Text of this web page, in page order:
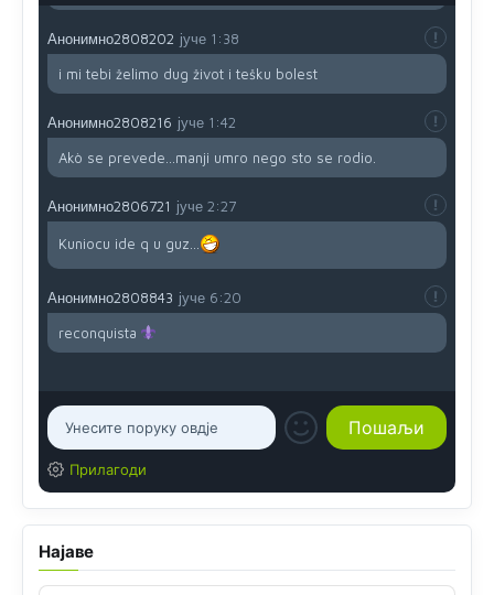
Анонимно2808202 јуче 1:38
i mi tebi želimo dug život i tešku bolest
Анонимно2808216 јуче 1:42
Akò se prevede...manji umro nego sto se rodio.
Анонимно2806721 јуче 2:27
Kuniocu ide q u guz...
Анонимно2808843 јуче 6:20
reconquista
Прилагоди
Најаве